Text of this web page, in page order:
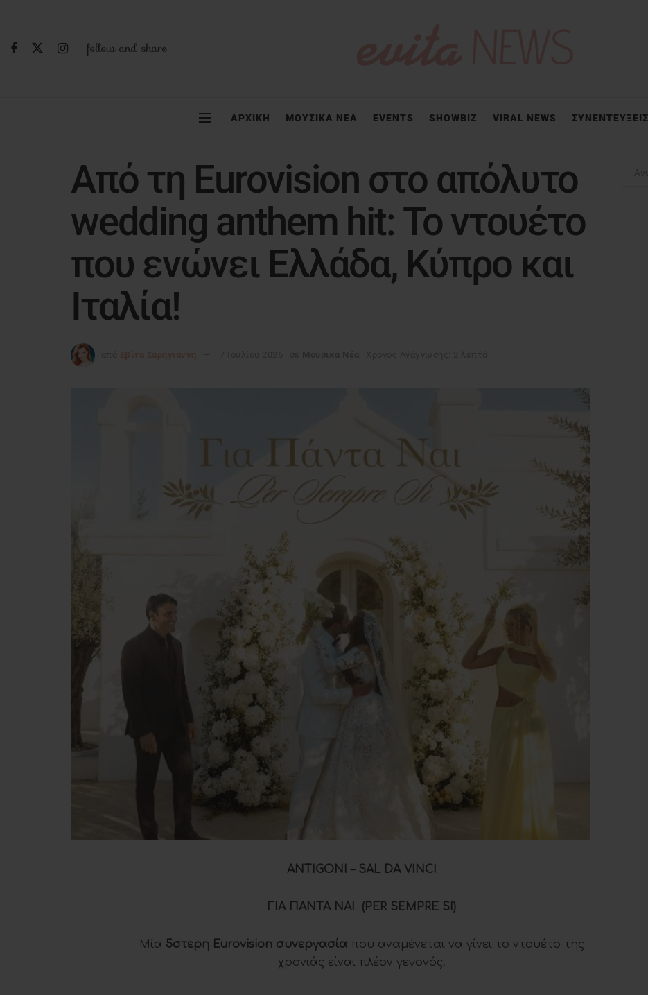
follow and share
ΑΡΧΙΚΗ ΜΟΥΣΙΚΑ ΝΕΑ EVENTS SHOWBIZ VIRAL NEWS ΣΥΝΕΝΤΕΥΞΕΙΣ
Από τη Eurovision στο απόλυτο
wedding anthem hit: Το ντουέτο
που ενώνει Ελλάδα, Κύπρο και
Ιταλία!
ANTIGONI – SAL DA VINCI
ΓΙΑ ΠΑΝΤΑ ΝΑΙ ( PER SEMPRE SI)
Μία 5στερη Eurovision συνεργασία που αναμένεται να γίνει το ντουέτο της
χρονιάς είναι πλέον γεγονός.